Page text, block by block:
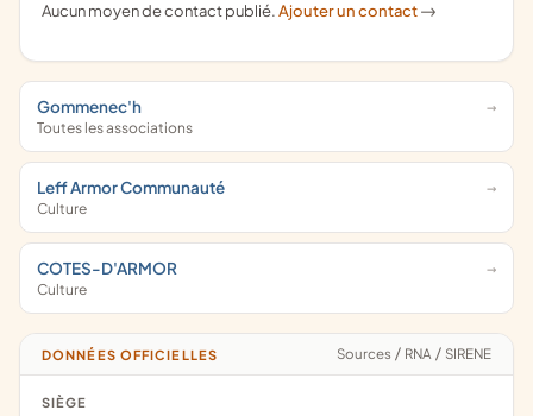
Aucun moyen de contact publié.Ajouter un contact ->
Gommenec'h
Toutes les associations
Leff Armor Communauté
Culture
COTES-D'ARMOR
Culture
DONNÉES OFFICIELLES Sources / RNA / SIRENE
SIÈGE